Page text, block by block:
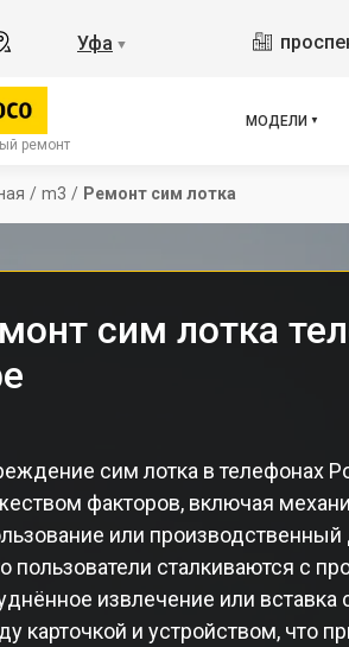
Уфа ▼
ремонт
МОДЕЛИ
X3 GT
X3 Pro
/ m3 / Ремонт сим лотка
сим лотка
сим лотка в телефонах
факторов, включая
или производственный
пользователи сталкиваются с
извлечение или вставка
карточкой и устройством, что